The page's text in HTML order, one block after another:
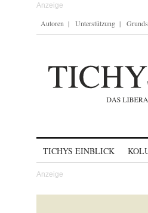
Autoren Unterstützung
TICHYS EINBLICK